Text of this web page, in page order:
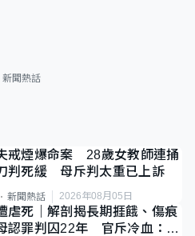
新聞熱話
戒煙爆命案 28歲女教師連捅
判死緩 母斥判太重已上訴
新聞熱話 2026年08月05日
虐死｜解剖揭長期捱餓、傷痕
罪判囚22年 官斥冷血：同